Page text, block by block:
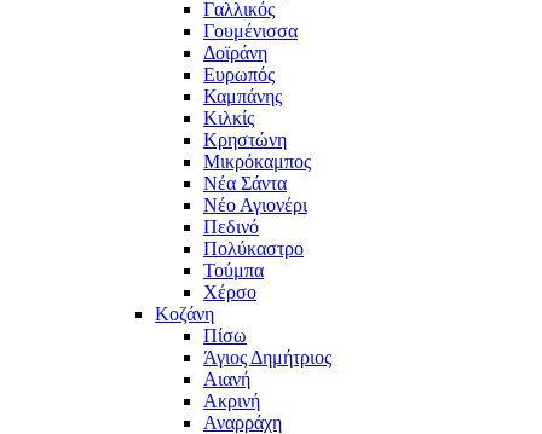
Γαλλικός
Γουμένισσα
Δοϊράνη
Ευρωπός
Καμπάνης
Κιλκίς
Κρηστώνη
Μικρόκαμπος
Νέα Σάντα
Νέο Αγιονέρι
Πεδινό
Πολύκαστρο
Τούμπα
Χέρσο
Κοζάνη
Πίσω
Άγιος Δημήτριος
Αιανή
Ακρινή
Αναρράχη